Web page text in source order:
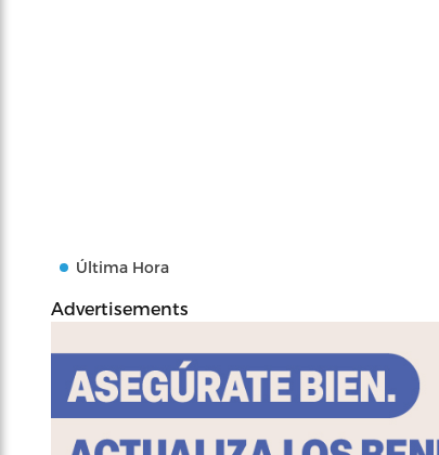
Última Hora
Advertisements